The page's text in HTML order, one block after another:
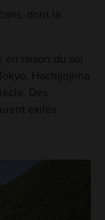
dont la
raison du sol
Hachijojima
Des
exilés.